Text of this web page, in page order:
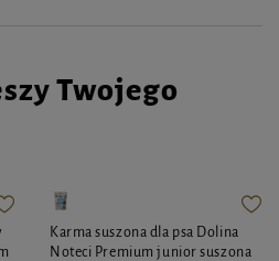
Twojego
Karma suszona dla psa Dolina
Noteci Premium junior suszona